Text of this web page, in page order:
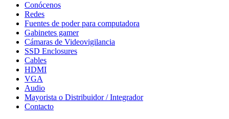
Conócenos
Redes
Fuentes de poder para computadora
Gabinetes gamer
Cámaras de Videovigilancia
SSD Enclosures
Cables
HDMI
VGA
Audio
Mayorista o Distribuidor / Integrador
Contacto